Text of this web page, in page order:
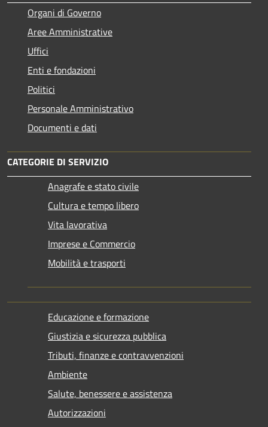
Organi di Governo
Aree Amministrative
Uffici
Enti e fondazioni
Politici
Personale Amministrativo
Documenti e dati
CATEGORIE DI SERVIZIO
Anagrafe e stato civile
Cultura e tempo libero
Vita lavorativa
Imprese e Commercio
Mobilità e trasporti
Educazione e formazione
Giustizia e sicurezza pubblica
Tributi, finanze e contravvenzioni
Ambiente
Salute, benessere e assistenza
Autorizzazioni